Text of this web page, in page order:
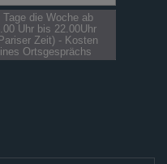
Tage die Woche ab
Uhr bis 22.00Uhr
Zeit) - Kosten
Ortsgesprächs